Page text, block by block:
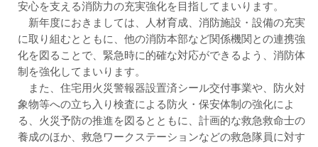
安心を支える消防力の充実強化を目指してまいります。
新年度におきましては、人材育成、消防施設・設備の充実
に取り組むとともに、他の消防本部など関係機関との連携強
化を図ることで、緊急時に的確な対応ができるよう、消防体
制を強化してまいります。
また、住宅用火災警報器設置済シール交付事業や、防火対
象物等への立ち入り検査による防火・保安体制の強化によ
る、火災予防の推進を図るとともに、計画的な救急救命士の
養成のほか、救急ワークステーションなどの救急隊員に対す